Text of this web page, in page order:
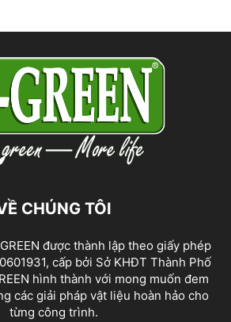
CHÚNG TÔI
được thành lập theo giấy phép
cấp bởi Sở KHĐT Thành Phố
hình thành với mong muốn đem
các giải pháp vật liệu hoàn hảo cho
từng công trình.